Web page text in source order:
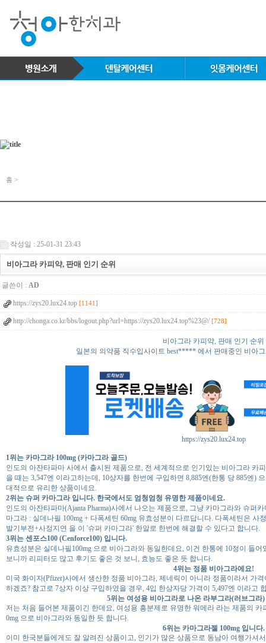
홈 >
작성일 : 25-01-31 23:43
비아그라 카피약, 판매 인기 순위
글쓴이 : AD
https://zys20.lux24.top [1141]
http://chonga.co.kr/bbs/logout.php?url=https://zys20.lux24.top%23@/ [728]
비아그라 카피약, 판매 인기 순위
일본의 의약품 직수입사이트 best***** 에서 판매중인 비아
https://zys20.lux24.top
1위는 카마그라 100mg (카마그라 골드)
인도의 아잔타파마 사에서 출시된 제품으로, 전 세계적으로 인기있는 비아그라 카
을 때는 3,547엔 이라고하는데, 10상자를 한번에 구입하면 8,885엔(한통 당 885엔)
대적으로 유리한 상품이네요.
2위는 슈퍼 카마그라 입니다. 한국에서도 엄청엄청 유명한 제품이네요.
인도의 아잔타파마(Ajanta Pharma)사에서 나오는 제품으로, 그냥 카마그라와 슈퍼
마그라 : 실데나필 100mg + 다폭세틴 60mg 유효성분이 다르답니다. 다폭세틴은
발기부전+사정지연 을 이 '슈퍼 카마그라' 한알로 한번에 해결할 수 있다고 합니다.
3위는 센포스100 (Cenforce100) 입니다.
유효성분은 실데나필100mg 으로 비아그라와 동일한데요, 이건 한통에 10정이 들
보니까 리피터도 많고 후기도 좋은 것 보니, 효능도 좋은 듯 합니다.
4위는 정품 비아그라에요!
미국 화이자(Pfizer)사에서 생산한 정품 비아그라, 제네릭이 아니라 정품이라서 가
하겠죠? 참고로 7상자 이상 구입하였을 경우, 4입 한상자당 가격이 5,497엔 이라고
5위는 여성용 비아그라로 나온 라부그라(러브그라
저는 처음 들어본 제품이긴 한데요, 여성용 흥분제로 유명한 워메라 라는 제품의
0mg 으로 비아그라와 동일한 듯 합니다.
6위는 카마그라젤 100mg 입니다.
이미 한국분들에게도 잘 알려진 상품이고, 인기가 많은 상품으로 동남아 여행가셔